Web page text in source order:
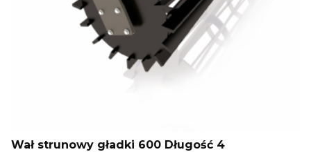
Wał strunowy gładki 600 Długość 4